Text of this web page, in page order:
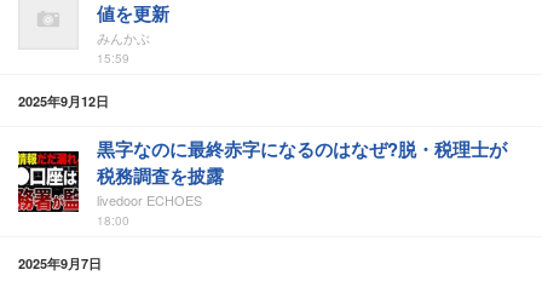
値を更新
みんかぶ
15:59
2025年9月12日
黒字なのに最終赤字になるのはなぜ?脱・税理士が
税務調査を披露
livedoor ECHOES
18:00
2025年9月7日